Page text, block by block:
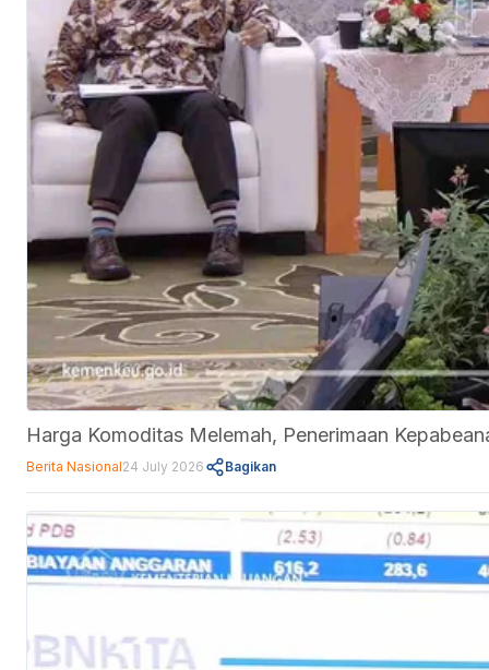
Harga Komoditas Melemah, Penerimaan
Berita Nasional24 July 2026 Bagikan